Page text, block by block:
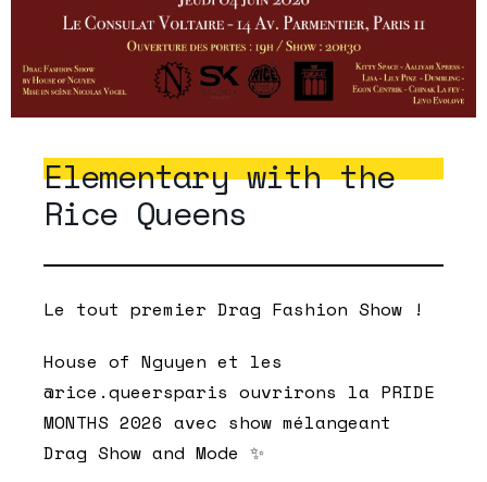
Elementary with the
Rice Queens
Le tout premier Drag Fashion Show !
House of Nguyen et les
@rice.queersparis ouvrirons la PRIDE
MONTHS 2026 avec show mélangeant
Drag Show and Mode ✨